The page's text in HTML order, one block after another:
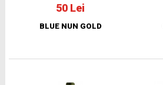
50 Lei
BLUE NUN GOLD